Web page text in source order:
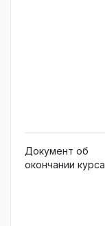
Документ об
окончании курса